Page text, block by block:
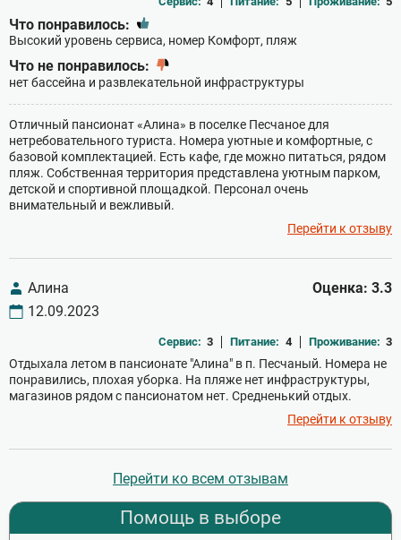
Что понравилось:
Высокий уровень сервиса, номер Комфорт, пляж
Что не понравилось:
нет бассейна и развлекательной инфраструктуры
Отличный пансионат «Алина» в поселке Песчаное для
нетребовательного туриста. Номера уютные и комфортные, с
базовой комплектацией. Есть кафе, где можно питаться, рядом
пляж. Собственная территория представлена уютным парком,
детской и спортивной площадкой. Персонал очень
внимательный и вежливый.
Перейти к отзыву
Алина
12.09.2023
Оценка: 3.3
Сервис: 3 Питание: 4 Проживание: 3
Отдыхала летом в пансионате "Алина" в п. Песчаный. Номера не
понравились, плохая уборка. На пляже нет инфраструктуры,
магазинов рядом с пансионатом нет. Средненький отдых.
Перейти к отзыву
Перейти ко всем отзывам
Помощь в выборе